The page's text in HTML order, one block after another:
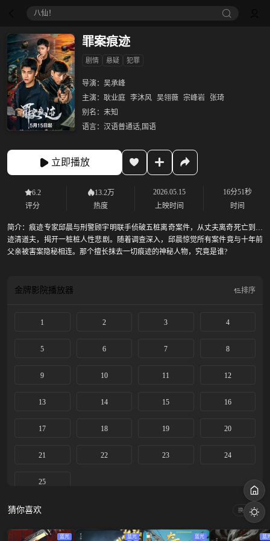
八仙！
罪案痕迹
剧情 悬疑 犯罪
导演： 吴承峰
主演： 耿业庭 李沐风 吴翎薇 宗峰岩
张琦
别名： 未知
语言： 汉语普通话,国语
立即播放
6.2
评分
13.2万
热度
2026.05.15
上映时间
16分51秒
时间
简介：痕迹专家邱晨与刑警顾宇明联手侦破五桩离奇案件，从丈夫离奇死亡到痕
迹清道夫，揭开一桩桩人性悲剧。随着调查深入，邱晨惊觉所有案件竟与十年前
父亲被害案隐秘相连。那个擅长抹去一切痕迹的神秘人物，究竟是谁?
金牌影院播放器 排序
1 2 3 4
5 6 7 8
9 10 11 12
13 14 15 16
17 18 19 20
21 22 23 24
25
猜你喜欢 换一换
蓝光 蓝光 蓝光 蓝